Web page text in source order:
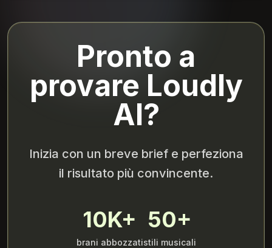
Pronto a
provare Loudly
AI?
Inizia con un breve brief e perfeziona
il risultato più convincente.
10K+
brani abbozzati
50+
stili musicali